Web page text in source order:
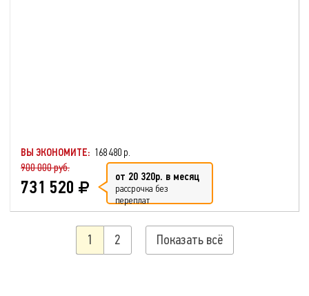
ВЫ ЭКОНОМИТЕ: 168 480 р.
900 000 руб.
731 520 от 20 320р. в месяц
рассрочка без
переплат
1 2 Показать всё